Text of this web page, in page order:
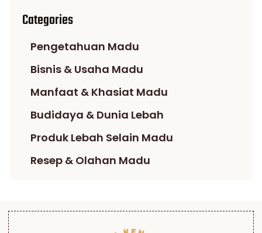
Categories
Pengetahuan Madu
Bisnis & Usaha Madu
Manfaat & Khasiat Madu
Budidaya & Dunia Lebah
Produk Lebah Selain Madu
Resep & Olahan Madu